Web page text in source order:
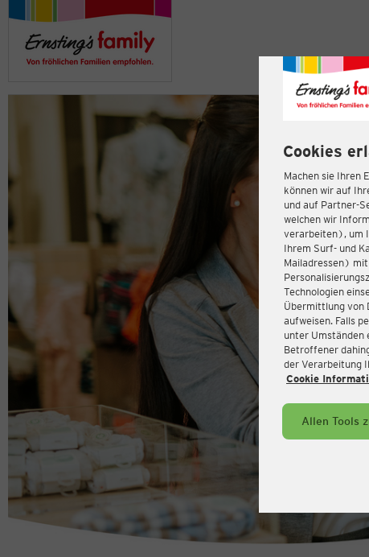
Cookies
Machen sie Ihren
können wir auf
und auf Partner-
welchen wir
verarbeiten), um
Ihrem Surf- und
Mailadressen)
Technologien
Übermittlung von
aufweisen. Falls
unter Umständen
Betroffener
der Verarbeitung
Cookie
Allen Tools